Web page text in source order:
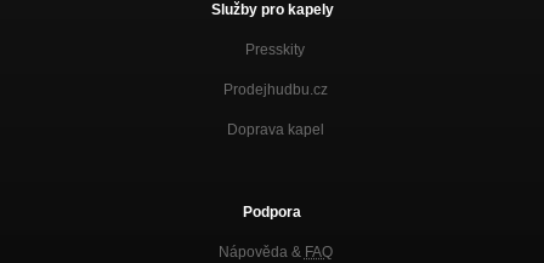
Služby pro kapely
Presskity
Prodejhudbu.cz
Doprava kapel
Podpora
Nápověda & FAQ